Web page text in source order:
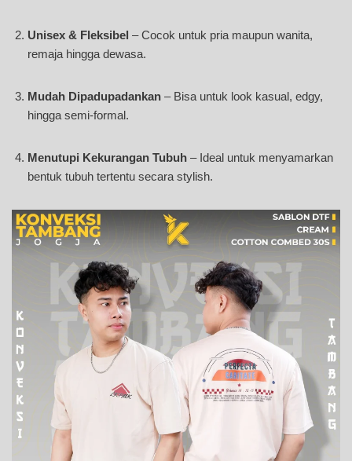
Unisex & Fleksibel – Cocok untuk pria maupun wanita,
remaja hingga dewasa.
Mudah Dipadupadankan – Bisa untuk look kasual, edgy,
hingga semi-formal.
Menutupi Kekurangan Tubuh – Ideal untuk menyamarkan
bentuk tubuh tertentu secara stylish.